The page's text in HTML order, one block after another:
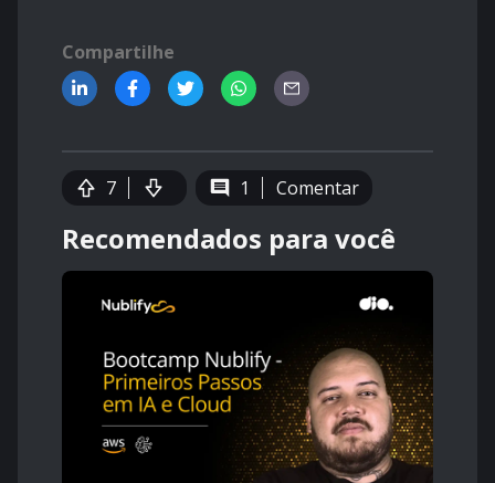
Compartilhe
7 1 Comentar
Recomendados para você